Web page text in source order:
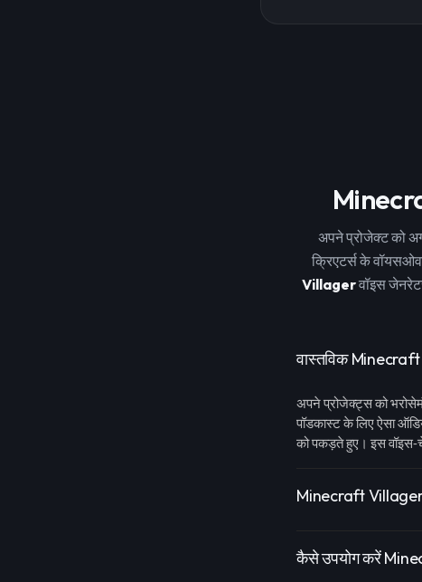
अपने प्रोजेक्ट को
क्रिएटर्स के
Villagerवॉइस
वास्तविक
अपने प्रोजेक्ट्स को
पॉडकास्ट के लिए ऐसा
को पकड़ते हुए। इस
Minecraft Villager
कैसे उपयोग करें